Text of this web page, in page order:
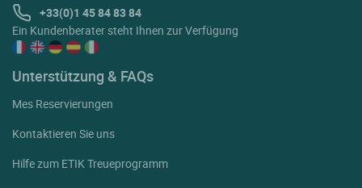
+33(0)1 45 84 83 84
Ein Kundenberater steht Ihnen zur Verfügung
Unterstützung & FAQs
Mes Reservierungen
Kontaktieren Sie uns
Hilfe zum ETIK Treueprogramm